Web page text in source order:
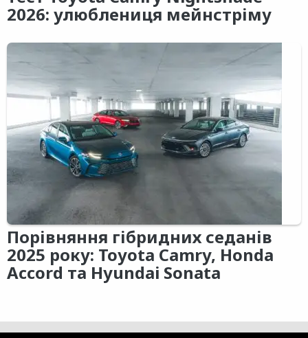
2026: улюблениця мейнстріму
Порівняння гібридних седанів
2025 року: Toyota Camry, Honda
Accord та Hyundai Sonata